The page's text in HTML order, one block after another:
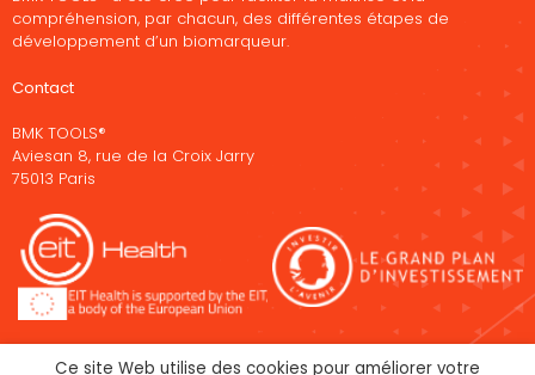
compréhension, par chacun, des différentes étapes de
développement d’un biomarqueur.
Contact
BMK TOOLS®
Aviesan 8, rue de la Croix Jarry
75013 Paris
Ce site Web utilise des cookies pour améliorer votre